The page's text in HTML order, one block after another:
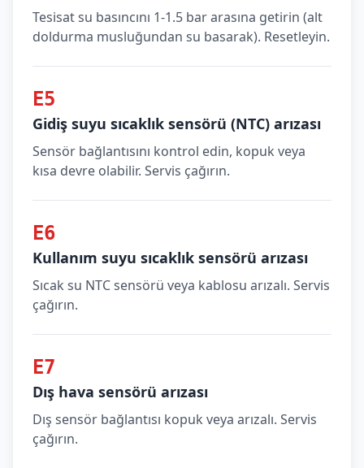
Tesisat su basıncını 1-1.5 bar arasına getirin (alt
doldurma musluğundan su basarak). Resetleyin.
E5
Gidiş suyu sıcaklık sensörü (NTC) arızası
Sensör bağlantısını kontrol edin, kopuk veya
kısa devre olabilir. Servis çağırın.
E6
Kullanım suyu sıcaklık sensörü arızası
Sıcak su NTC sensörü veya kablosu arızalı. Servis
çağırın.
E7
Dış hava sensörü arızası
Dış sensör bağlantısı kopuk veya arızalı. Servis
çağırın.